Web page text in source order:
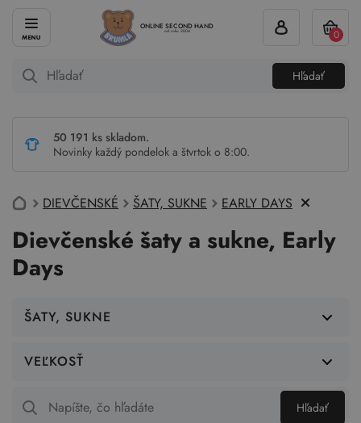
ONLINE SECOND HAND
od roku 2004
Hľadať
0
50 191 ks skladom.
Novinky každý pondelok a štvrtok o 8:00.
DIEVČENSKÉ ŠATY, SUKNE EARLY DAYS
Dievčenské šaty a sukne, Early
Days
ŠATY, SUKNE
VEĽKOSŤ
Hľadať